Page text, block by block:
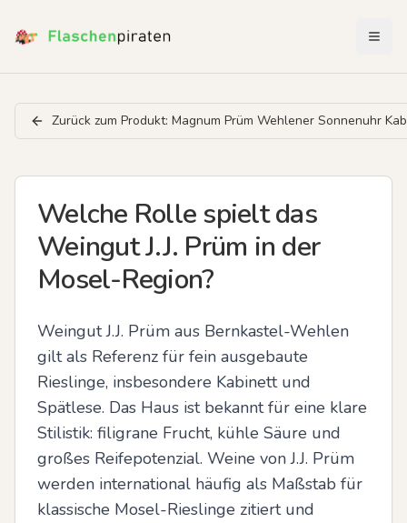
Zurück zum Produkt: Magnum Prüm Wehlener Sonnenuhr
Welche Rolle spielt das
Weingut J.J. Prüm in der
Mosel-Region?
Weingut J.J. Prüm aus Bernkastel-Wehlen
gilt als Referenz für fein ausgebaute
Rieslinge, insbesondere Kabinett und
Spätlese. Das Haus ist bekannt für eine klare
Stilistik: filigrane Frucht, kühle Säure und
großes Reifepotenzial. Weine von J.J. Prüm
werden international häufig als Maßstab für
klassische Mosel-Rieslinge zitiert und